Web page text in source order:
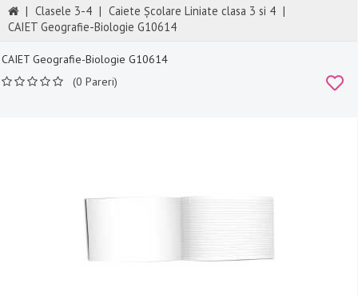
| Clasele 3-4 | Caiete Școlare Liniate clasa 3 si 4 |
CAIET Geografie-Biologie G10614
CAIET Geografie-Biologie G10614
(0 Pareri)